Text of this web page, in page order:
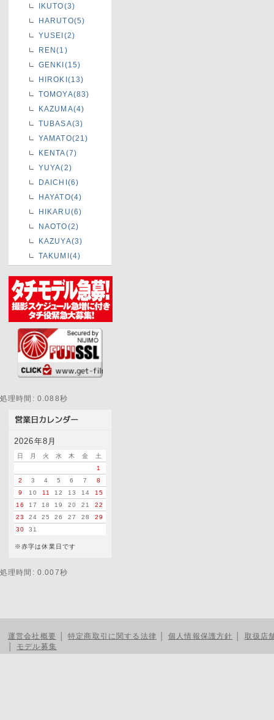
IKUTO(3)
HARUTO(5)
YUSEI(2)
REN(1)
GENKI(15)
HIROKI(13)
TOMOYA(83)
KAZUMA(4)
TUBASA(3)
YAMATO(21)
KENTA(7)
YUYA(2)
DAICHI(6)
HAYATO(4)
HIKARU(6)
NAOTO(2)
KAZUYA(3)
TAKUMI(4)
処理時間: 0.088秒
2026年8月
日 月 火 水 木 金
土
1
2
3 4 5 6 7
8
9
10 11 12 13 14
15
16
17 18 19 20 21
22
23
24 25 26 27 28
29
30
31
※赤字は休業日です
処理時間: 0.007秒
運営会社概要 特定商取引に関する法律 個人情報保護方針
取扱店
モデル募集